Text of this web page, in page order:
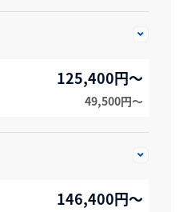
125,400円～
49,500円〜
146,400円～